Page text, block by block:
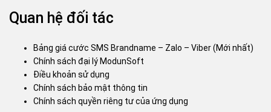
Quan hệ đối tác
Bảng giá cước SMS Brandname – Zalo – Viber (Mới nhất)
Chính sách đại lý ModunSoft
Điều khoản sử dụng
Chính sách bảo mật thông tin
Chính sách quyền riêng tư của ứng dụng